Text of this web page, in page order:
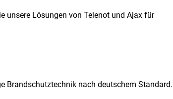
unsere Lösungen von Telenot und Ajax für
Brandschutztechnik nach deutschem Standard.